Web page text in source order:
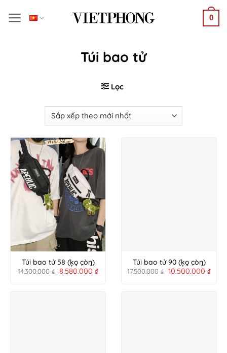
qua
0
Túi bao tử
Lọc
Túi bao tử 58 (ķǫ çòŋ)
14.300.000₫ 8.580.000 ₫
Túi bao tử 90 (ķǫ çòŋ)
17.500.000₫ 10.500.000 ₫